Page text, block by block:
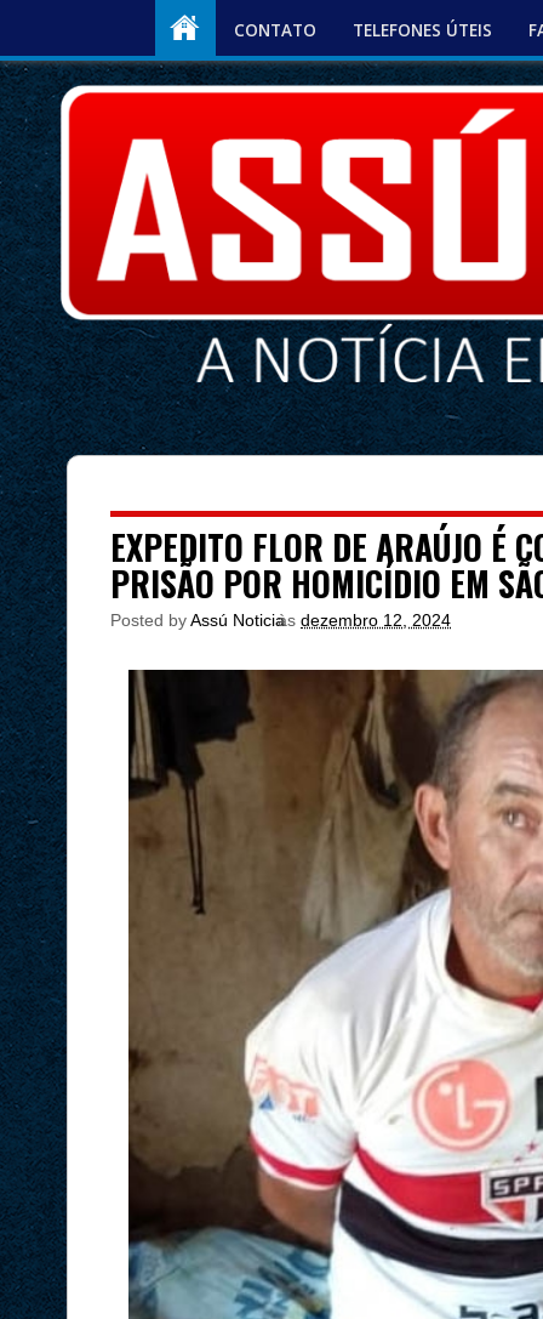
CONTATO TELEFONES ÚTEIS
EXPEDITO FLOR DE ARAÚJO É
PRISÃO POR HOMICÍDIO EM
Posted byAssú Noticia
às dezembro 12, 2024